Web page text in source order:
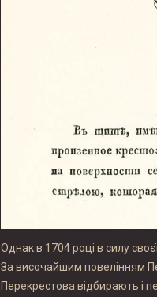
Однак в 1704 році в силу
За височайшим повелінням
Перекрестова відбирають і